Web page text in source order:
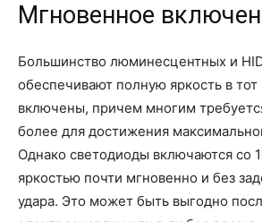
Мгновенное
Большинство люминесцентных и
обеспечивают полную яркость в
включены, причем многим
более для достижения
Однако светодиоды включаются со
яркостью почти мгновенно и без
удара. Это может быть выгодно